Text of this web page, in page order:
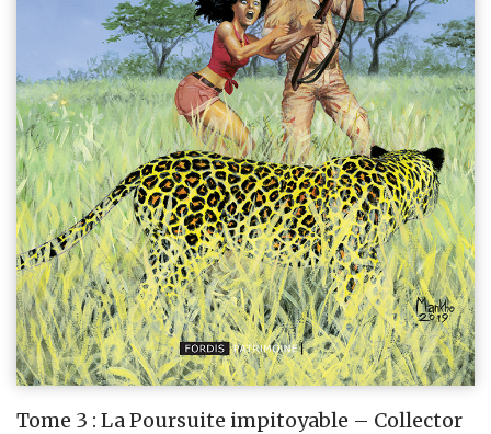
Tome 3 : La Poursuite impitoyable – Collector